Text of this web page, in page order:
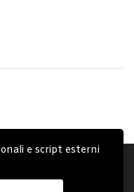
e script esterni
e Consegna